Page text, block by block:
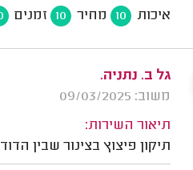
איכות 10 מחיר 10 זמנים
גל ב. נתניה.
משוב: 09/03/2025
תיאור השירות:
תיקון פיצוץ בצינור שבין